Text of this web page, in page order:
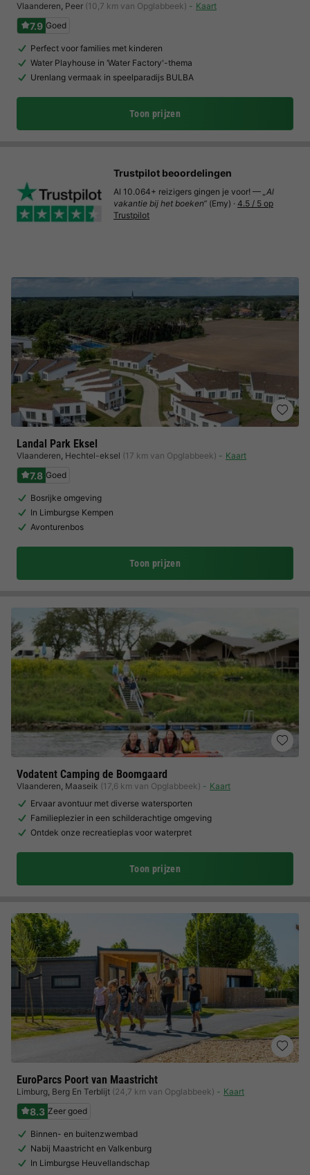
Vlaanderen, Peer (10,7 km van Opglabbeek) Kaart
7.9 Goed
Perfect voor families met kinderen
Water Playhouse in ‘Water Factory'-thema
Urenlang vermaak in speelparadijs BULBA
Toon prijzen
Landal Park Eksel
Vlaanderen, Hechtel-eksel (17 km van Opglabbeek) Kaart
7.8 Goed
Bosrijke omgeving
In Limburgse Kempen
Avonturenbos
Toon prijzen
Vodatent Camping de Boomgaard
Vlaanderen, Maaseik (17,6 km van Opglabbeek)
Kaart
Ervaar avontuur met diverse watersporten
Familieplezier in een schilderachtige omgeving
Ontdek onze recreatieplas voor waterpret
Toon prijzen
EuroParcs Poort van Maastricht
Limburg, Berg En Terblijt (24,7 km van Opglabbeek) Kaart
8.3 Zeer goed
Binnen- en buitenzwembad
Nabij Maastricht en Valkenburg
In Limburgse Heuvellandschap
Trustpilot beoordelingen
Al 10.064+ reizigers gingen je voor! — „Al
vakantie bij het boeken“ (Emy) · 4.5 / 5 op
Trustpilot